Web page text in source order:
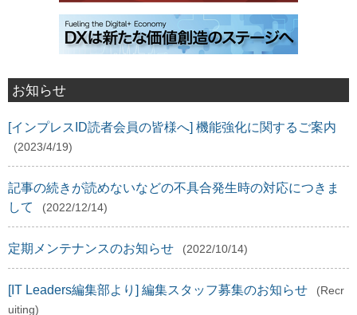
お知らせ
[インプレスID読者会員の皆様へ] 機能強化に関するご案内
(2023/4/19)
記事の続きが読めないなどの不具合発生時の対応につきま
して
(2022/12/14)
定期メンテナンスのお知らせ (2022/10/14)
[IT Leaders編集部より] 編集スタッフ募集のお知らせ
(Recr
uiting)